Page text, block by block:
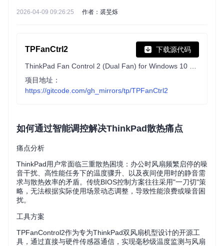
2026-04-09 09:26:25 作者：裘旻烁
TPFanCtrl2 下载源代码
项目地址：
https://gitcode.com/gh_mirrors/tp/TPFanCtrl2
如何通过智能调控解决ThinkPad散热痛点
痛点分析
ThinkPad用户常面临三重散热困境：办公时风扇频繁启停的噪
音干扰、高性能任务下的温度骤升、以及夜间使用时的静音需
求与散热效率的矛盾。传统BIOS控制方案往往采用"一刀切"策
略，无法根据实际使用场景动态调整，导致性能浪费或噪音困
扰。
工具方案
TPFanControl2作为专为ThinkPad双风扇机型设计的开源工
具，通过直接与硬件传感器通信，实现毫秒级温度监测与风扇